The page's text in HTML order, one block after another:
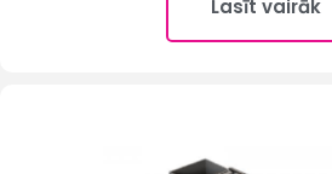
Lasīt vairāk